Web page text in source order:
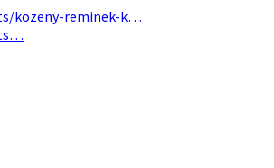
kozeny-reminek-k…